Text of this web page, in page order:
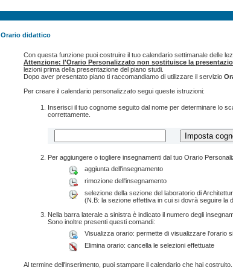
Orario didattico
Con questa funzione puoi costruire il tuo calendario settimanale delle
Attenzione: l'Orario Personalizzato non sostituisce la
lezioni prima della presentazione del piano studi.
Dopo aver presentato piano ti raccomandiamo di utilizzare il servizio
Per creare il calendario personalizzato segui queste istruzioni:
Inserisci il tuo cognome seguito dal nome per determinare lo
correttamente.
Per aggiungere o togliere insegnamenti dal tuo Orario
aggiunta dell'insegnamento
rimozione dell'insegnamento
selezione della sezione del laboratorio di
(N.B: la sezione effettiva in cui si dovrà seguire la
Nella barra laterale a sinistra è indicato il numero degli
Sono inoltre presenti questi comandi:
Visualizza orario: permette di visualizzare l'orario
Elimina orario: cancella le selezioni effettuate
Al termine dell'inserimento, puoi stampare il calendario che hai costruito.